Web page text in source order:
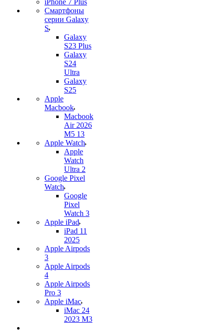
iPhone 7 Plus
Смартфоны
серии Galaxy
S
Galaxy
S23 Plus
Galaxy
S24
Ultra
Galaxy
S25
Apple
Macbook
Macbook
Air 2026
M5 13
Apple Watch
Apple
Watch
Ultra 2
Google Pixel
Watch
Google
Pixel
Watch 3
Apple iPad
iPad 11
2025
Apple Airpods
3
Apple Airpods
4
Apple Airpods
Pro 3
Apple iMac
iMac 24
2023 M3